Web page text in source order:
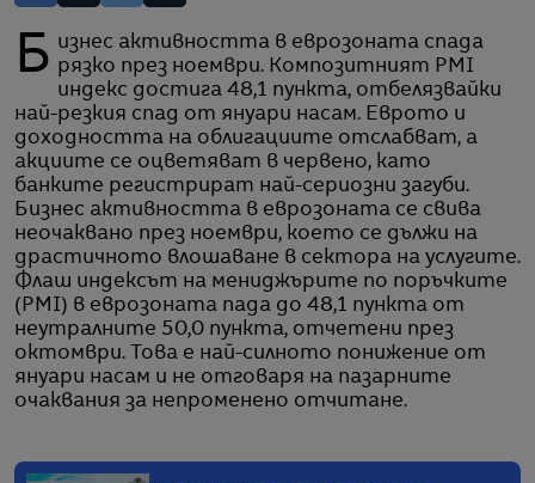
Бизнес активността в еврозоната спада рязко през ноември. Композитният PMI
индекс достига 48,1 пункта, отбелязвайки
най-резкия спад от януари насам. Еврото и
доходността на облигациите отслабват, а
акциите се оцветяват в червено, като
банките регистрират най-сериозни загуби.
Бизнес активността в еврозоната се свива
неочаквано през ноември, което се дължи на
драстичното влошаване в сектора на услугите.
Флаш индексът на мениджърите по поръчките
(PMI) в еврозоната пада до 48,1 пункта от
неутралните 50,0 пункта, отчетени през
октомври. Това е най-силното понижение от
януари насам и не отговаря на пазарните
очаквания за непроменено отчитане.